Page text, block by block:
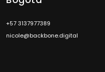
+57 3137977389
nicole@backbone.digital